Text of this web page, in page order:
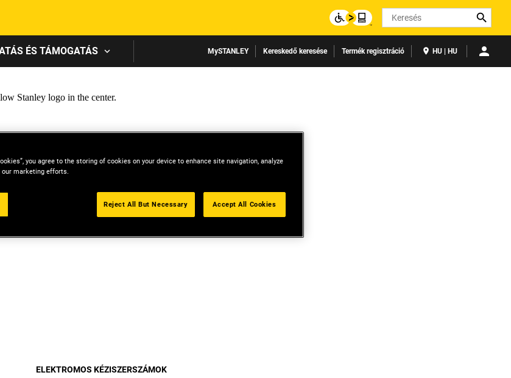
Search
ÉS TÁMOGATÁS MySTANLEY Kereskedő keresése Termék regisztráció HU | HU
ELEKTROMOS KÉZISZERSZÁMOK
you agree to the storing of cookies on your device to enhance site navigation, analyze
marketing efforts.
Reject All But Necessary Accept All Cookies